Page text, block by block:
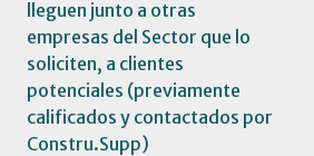
lleguen junto a otras
empresas del Sector que lo
soliciten, a clientes
potenciales (previamente
calificados y contactados por
Constru.Supp)